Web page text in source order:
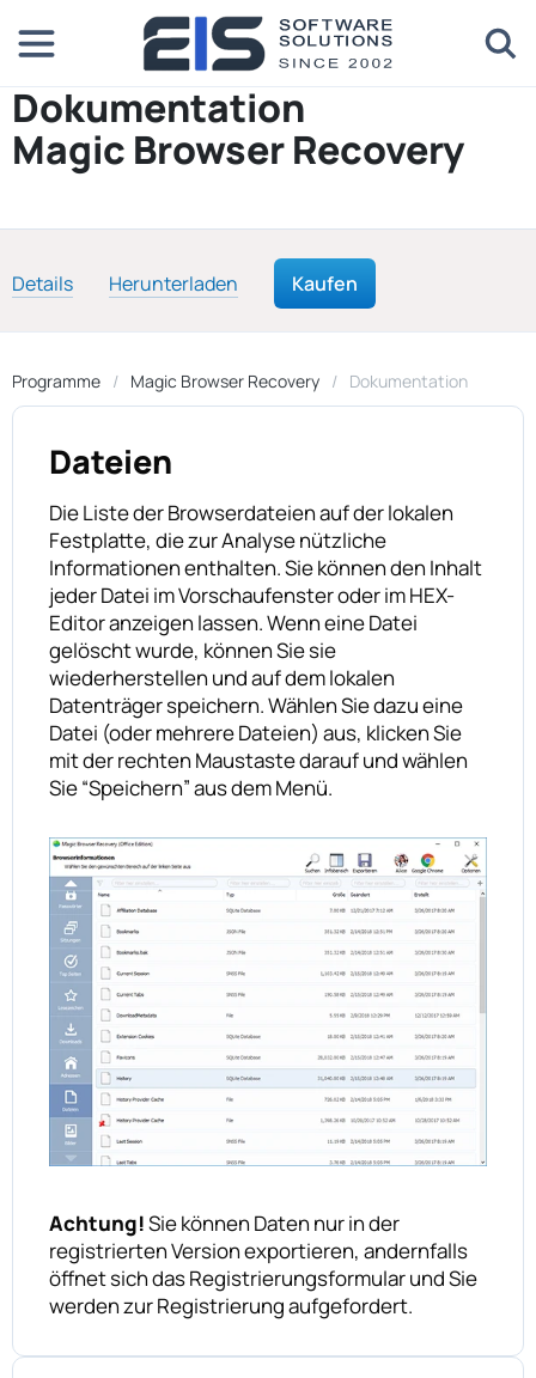
Dokumentation
Magic Browser Recovery
Details Herunterladen Kaufen
Programme Magic Browser Recovery Dokumentation
Dateien
Die Liste der Browserdateien auf der lokalen
Festplatte, die zur Analyse nützliche
Informationen enthalten. Sie können den Inhalt
jeder Datei im Vorschaufenster oder im HEX-
Editor anzeigen lassen. Wenn eine Datei
gelöscht wurde, können Sie sie
wiederherstellen und auf dem lokalen
Datenträger speichern. Wählen Sie dazu eine
Datei (oder mehrere Dateien) aus, klicken Sie
mit der rechten Maustaste darauf und wählen
Sie “Speichern” aus dem Menü.
Achtung!Sie können Daten nur in der
registrierten Version exportieren, andernfalls
öffnet sich das Registrierungsformular und Sie
werden zur Registrierung aufgefordert.